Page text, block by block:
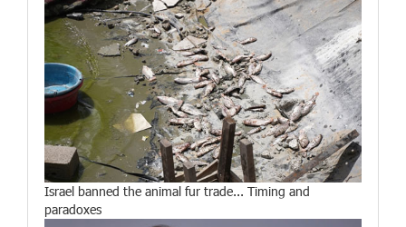
Israel banned the animal fur trade... Timing and
paradoxes